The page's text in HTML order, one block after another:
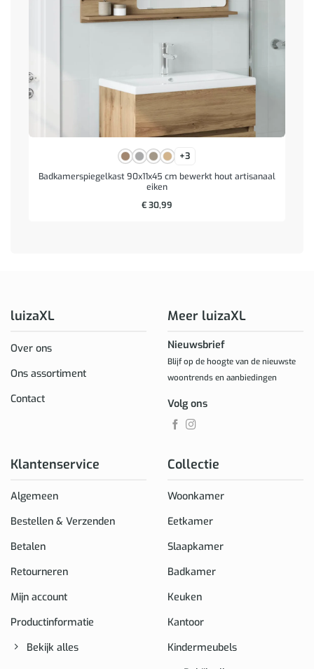
+3
Badkamerspiegelkast 90x11x45 cm bewerkt hout artisanaal
eiken
€30,99
luizaXL
Over ons
Ons assortiment
Contact
Klantenservice
Algemeen
Bestellen & Verzenden
Betalen
Retourneren
Mijn account
Productinformatie
Bekijk alles
Collectie
Woonkamer
Eetkamer
Slaapkamer
Badkamer
Keuken
Kantoor
Kindermeubels
Meer luizaXL
Nieuwsbrief
Blijf op de hoogte van de nieuwste
woontrends en aanbiedingen
Volg ons